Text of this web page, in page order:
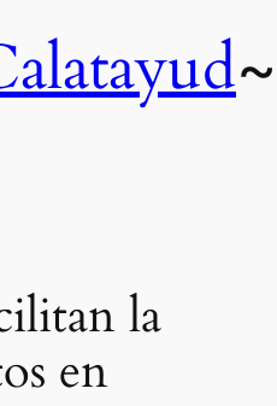
~
la
en